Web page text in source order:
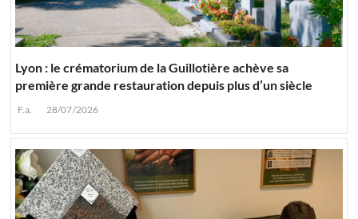
Lyon : le crématorium de la Guillotière achève sa
première grande restauration depuis plus d’un siècle
F.a. 28/07/2026